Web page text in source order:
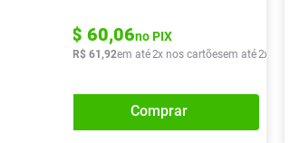
R$ 60,06no PIX
R$ 61 ,92em até2x nos cartõesem até2x de
Comprar